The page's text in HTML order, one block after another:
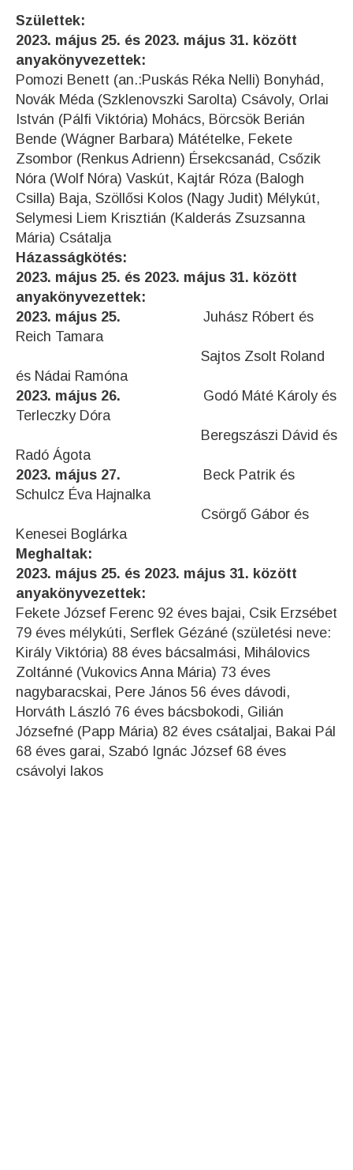
Születtek:
2023. május 25. és 2023. május 31. között
anyakönyvezettek:
Pomozi Benett (an.:Puskás Réka Nelli) Bonyhád,
Novák Méda (Szklenovszki Sarolta) Csávoly, Orlai
István (Pálfi Viktória) Mohács, Börcsök Berián
Bende (Wágner Barbara) Mátételke, Fekete
Zsombor (Renkus Adrienn) Érsekcsanád, Csőzik
Nóra (Wolf Nóra) Vaskút, Kajtár Róza (Balogh
Csilla) Baja, Szöllősi Kolos (Nagy Judit) Mélykút,
Selymesi Liem Krisztián (Kalderás Zsuzsanna
Mária) Csátalja
Házasságkötés:
2023. május 25. és 2023. május 31. között
anyakönyvezettek:
2023. május 25. Juhász Róbert és
Reich Tamara
Sajtos Zsolt Roland
és Nádai Ramóna
2023. május 26. Godó Máté Károly és
Terleczky Dóra
Beregszászi Dávid és
Radó Ágota
2023. május 27. Beck Patrik és
Schulcz Éva Hajnalka
Csörgő Gábor és
Kenesei Boglárka
Meghaltak:
2023. május 25. és 2023. május 31. között
anyakönyvezettek:
Fekete József Ferenc 92 éves bajai, Csik Erzsébet
79 éves mélykúti, Serflek Gézáné (születési neve:
Király Viktória) 88 éves bácsalmási, Mihálovics
Zoltánné (Vukovics Anna Mária) 73 éves
nagybaracskai, Pere János 56 éves dávodi,
Horváth László 76 éves bácsbokodi, Gilián
Józsefné (Papp Mária) 82 éves csátaljai, Bakai Pál
68 éves garai, Szabó Ignác József 68 éves
csávolyi lakos